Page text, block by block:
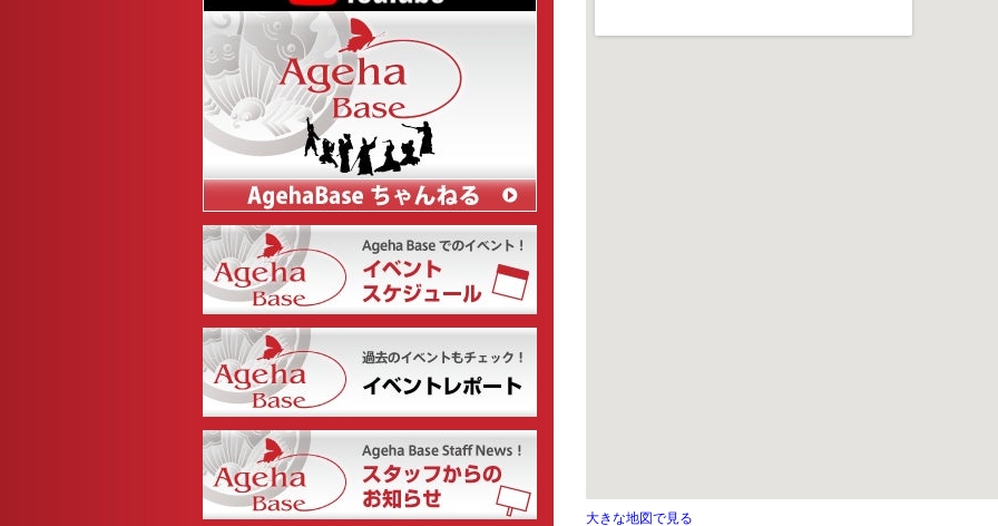
大きな地図で見る